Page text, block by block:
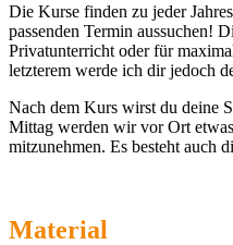
Die Kurse finden zu jeder
passenden Termin aussuchen!
Privatunterricht oder für
letzterem werde ich dir jedoch
Nach dem Kurs wirst du deine
Mittag werden wir vor Ort
mitzunehmen. Es besteht auch
Material